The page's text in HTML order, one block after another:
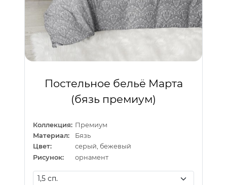
Постельное бельё Марта
(бязь премиум)
Коллекция: Премиум
Материал:
Бязь
Цвет:
серый, бежевый
Рисунок:
орнамент